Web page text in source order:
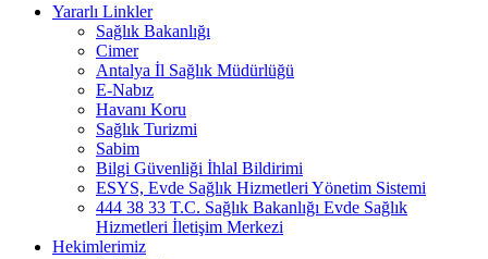
Yararlı Linkler
Sağlık Bakanlığı
Cimer
Antalya İl Sağlık Müdürlüğü
E-Nabız
Havanı Koru
Sağlık Turizmi
Sabim
Bilgi Güvenliği İhlal Bildirimi
ESYS, Evde Sağlık Hizmetleri Yönetim Sistemi
444 38 33 T.C. Sağlık Bakanlığı Evde Sağlık
Hizmetleri İletişim Merkezi
Hekimlerimiz